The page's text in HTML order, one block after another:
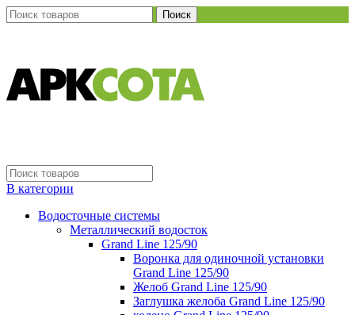
Поиск
В категории
Водосточные системы
Металлический водосток
Grand Line 125/90
Воронка для одиночной установки
Grand Line 125/90
Желоб Grand Line 125/90
Заглушка желоба Grand Line 125/90